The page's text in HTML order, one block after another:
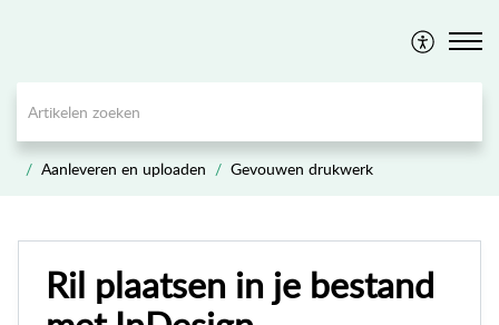
Aanleveren en uploaden Gevouwen drukwerk
Ril plaatsen in je bestand